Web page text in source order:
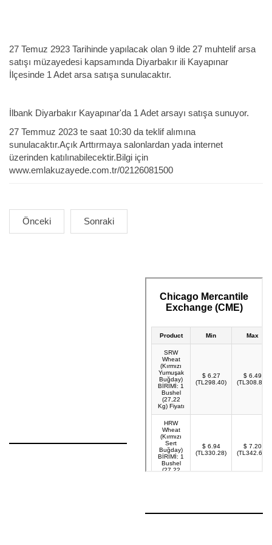
27 Temuz 2923 Tarihinde yapılacak olan 9 ilde 27 muhtelif arsa
satışı müzayedesi kapsamında Diyarbakır ili Kayapınar
İlçesinde 1 Adet arsa satışa sunulacaktır.
İlbank Diyarbakır Kayapınar'da 1 Adet arsayı satışa sunuyor.
27 Temmuz 2023 te saat 10:30 da teklif alımına
sunulacaktır.Açık Arttırmaya salonlardan yada internet
üzerinden katılınabilecektir.Bilgi için
www.emlakuzayede.com.tr/02126081500
Önceki Sonraki